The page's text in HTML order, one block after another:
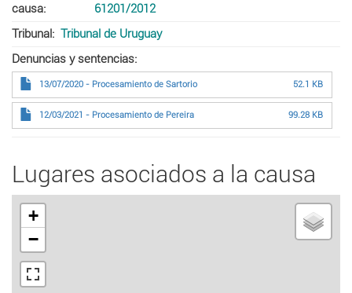
causa
61201/2012
Tribunal
Tribunal de Uruguay
Denuncias y sentencias
13/07/2020 - Procesamiento de Sartorio 52.1 KB
12/03/2021 - Procesamiento de Pereira 99.28 KB
Lugares asociados a la causa
+
−